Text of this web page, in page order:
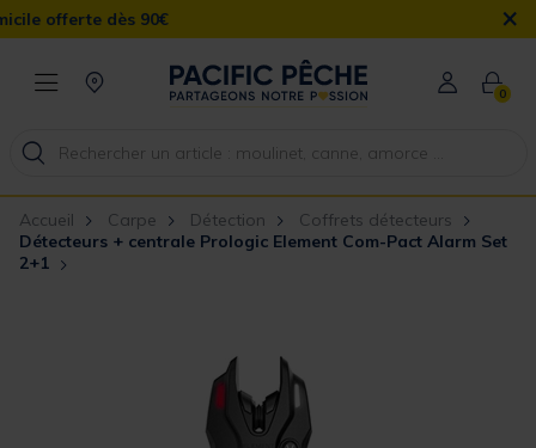
90€ ×
0
Accueil Carpe Détection
Coffrets détecteurs
Détecteurs + centrale Prologic Element Com-Pact Alarm Set
2+1